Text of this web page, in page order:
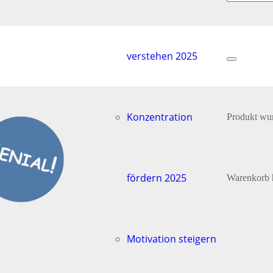
verstehen 2025
Konzentration
fördern 2025
Motivation steigern
Produkt
Warenkorb